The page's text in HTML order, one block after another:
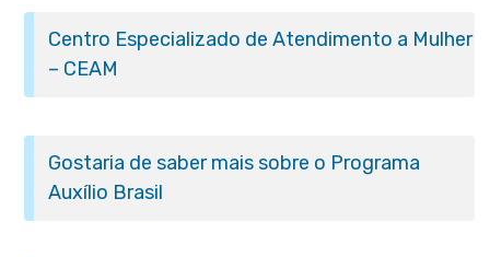
Centro Especializado de Atendimento a Mulher
– CEAM
Gostaria de saber mais sobre o Programa
Auxílio Brasil